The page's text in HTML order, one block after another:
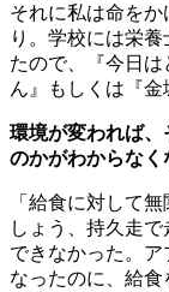
それに私は命をか
り。学校には栄
たので、『今日
ん』もしくは『金
環境が変われば
のかがわからなく
「給食に対して
しょう、持久走
できなかった。
なったのに、給